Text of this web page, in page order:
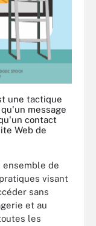
une tactique
message
contact
Web de
ensemble de
visant
sans
et au
les